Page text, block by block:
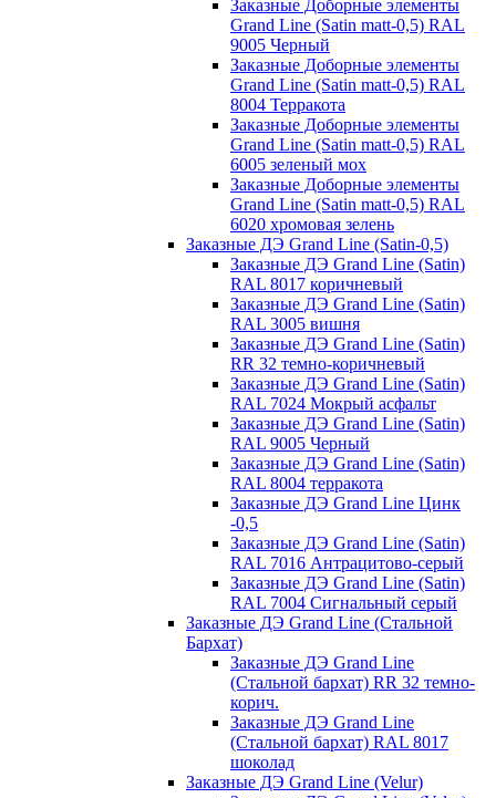
Заказные Доборные элементы
Grand Line (Satin matt-0,5) RAL
9005 Черный
Заказные Доборные элементы
Grand Line (Satin matt-0,5) RAL
8004 Терракота
Заказные Доборные элементы
Grand Line (Satin matt-0,5) RAL
6005 зеленый мох
Заказные Доборные элементы
Grand Line (Satin matt-0,5) RAL
6020 хромовая зелень
Заказные ДЭ Grand Line (Satin-0,5)
Заказные ДЭ Grand Line (Satin)
RAL 8017 коричневый
Заказные ДЭ Grand Line (Satin)
RAL 3005 вишня
Заказные ДЭ Grand Line (Satin)
RR 32 темно-коричневый
Заказные ДЭ Grand Line (Satin)
RAL 7024 Мокрый асфальт
Заказные ДЭ Grand Line (Satin)
RAL 9005 Черный
Заказные ДЭ Grand Line (Satin)
RAL 8004 терракота
Заказные ДЭ Grand Line Цинк
-0,5
Заказные ДЭ Grand Line (Satin)
RAL 7016 Антрацитово-серый
Заказные ДЭ Grand Line (Satin)
RAL 7004 Сигнальный серый
Заказные ДЭ Grand Line (Стальной
Бархат)
Заказные ДЭ Grand Line
(Стальной бархат) RR 32 темно-
корич.
Заказные ДЭ Grand Line
(Стальной бархат) RAL 8017
шоколад
Заказные ДЭ Grand Line (Velur)